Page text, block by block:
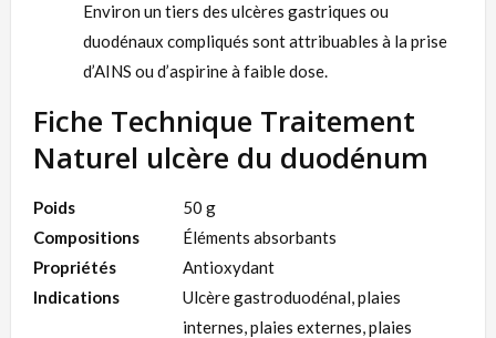
Environ un tiers des ulcères gastriques ou
duodénaux compliqués sont attribuables à la prise
d’AINS ou d’aspirine à faible dose.
Fiche Technique Traitement
Naturel ulcère du duodénum
Poids
50 g
Compositions
Éléments absorbants
Propriétés
Antioxydant
Indications
Ulcère gastroduodénal, plaies
internes, plaies externes, plaies